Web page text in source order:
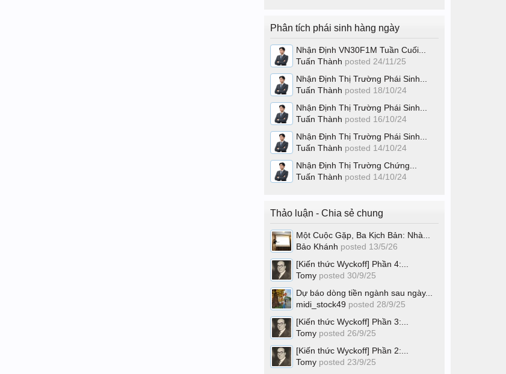
Phân tích phái sinh hàng ngày
Nhận Định VN30F1M Tuần Cuối...
Tuấn Thành posted 24/11/25
Nhận Định Thị Trường Phái Sinh...
Tuấn Thành posted 18/10/24
Nhận Định Thị Trường Phái Sinh...
Tuấn Thành posted 16/10/24
Nhận Định Thị Trường Phái Sinh...
Tuấn Thành posted 14/10/24
Nhận Định Thị Trường Chứng...
Tuấn Thành posted 14/10/24
Thảo luận - Chia sẻ chung
Một Cuộc Gặp, Ba Kịch Bản: Nhà...
Bảo Khánh posted 13/5/26
[Kiến thức Wyckoff] Phần 4:...
Tomy posted 30/9/25
Dự báo dòng tiền ngành sau ngày...
midi_stock49 posted 28/9/25
[Kiến thức Wyckoff] Phần 3:...
Tomy posted 26/9/25
[Kiến thức Wyckoff] Phần 2:...
Tomy posted 23/9/25